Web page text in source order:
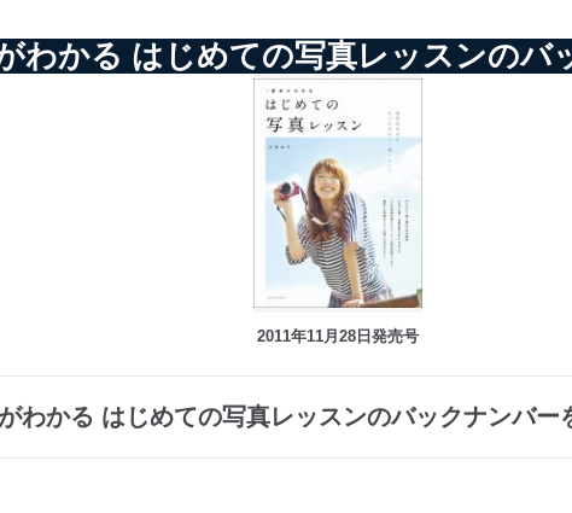
わかる はじめての写真レッスンのバ
2011年11月28日発売号
わかる はじめての写真レッスンのバックナンバー